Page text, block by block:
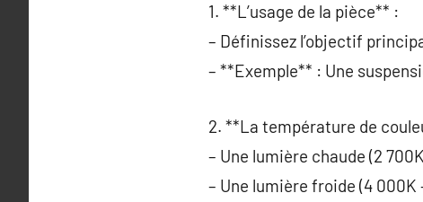
1. **L’usage de la pièce** :
– Définissez l’objectif
– **Exemple** : Une
2. **La température de
– Une lumière chaude (2
– Une lumière froide (4